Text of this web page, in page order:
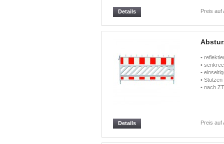
Preis auf
Details
•
•
•
•
• nach
Preis auf
Details